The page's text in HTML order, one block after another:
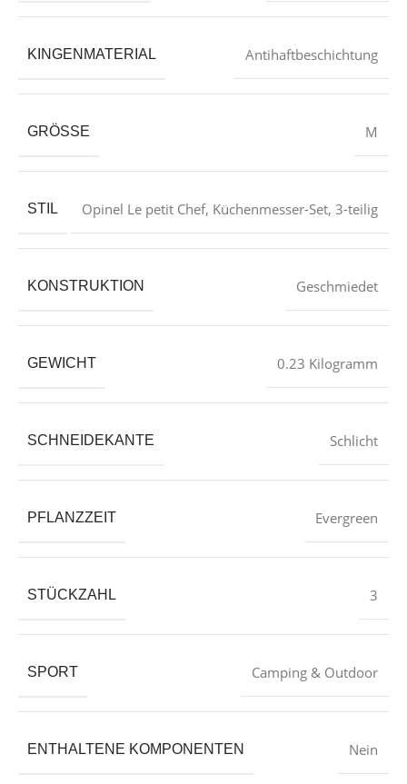
KINGENMATERIAL ‎Antihaftbeschichtung
GRÖSSE ‎M
STIL ‎Opinel Le petit Chef, Küchenmesser-Set, 3-teilig
KONSTRUKTION ‎Geschmiedet
GEWICHT ‎0.23 Kilogramm
SCHNEIDEKANTE ‎Schlicht
PFLANZZEIT ‎Evergreen
STÜCKZAHL ‎3
SPORT ‎Camping & Outdoor
ENTHALTENE KOMPONENTEN ‎Nein